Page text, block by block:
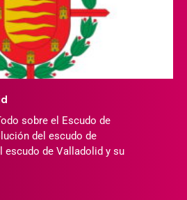
sobre el Escudo de
del escudo de
escudo de Valladolid y su